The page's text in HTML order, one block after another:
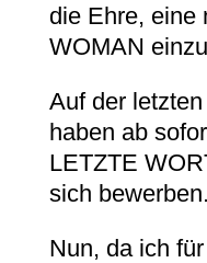
die Ehre, eine
WOMAN
Auf der
haben ab
LETZTE
sich bewerben.
Nun, da ich